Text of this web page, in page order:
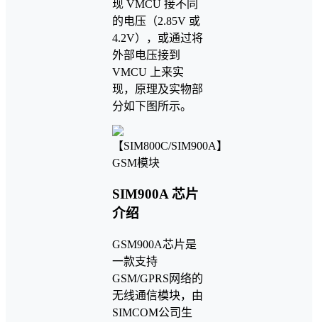
现 VMCU 接不同
的电压（2.85V 或
4.2V），或通过将
外部电压接到
VMCU 上来实
现，原理及实物部
分如下图所示。
SIM900A 芯片
介绍
GSM900A芯片是
一款支持
GSM/GPRS网络的
无线通信模块，由
SIMCOM公司生